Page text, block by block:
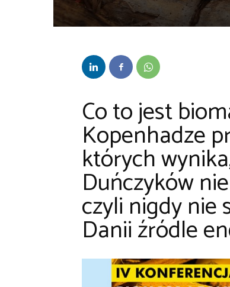
Co to jest
Kopenhadze
których
Duńczyków
czyli nigdy nie
Danii źródle